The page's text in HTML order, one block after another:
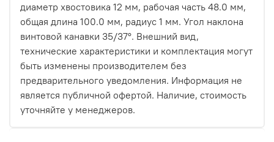
диаметр хвостовика 12 мм, рабочая часть 48.0 мм,
общая длина 100.0 мм, радиус 1 мм. Угол наклона
винтовой канавки 35/37°. Внешний вид,
технические характеристики и комплектация могут
быть изменены производителем без
предварительного уведомления. Информация не
является публичной офертой. Наличие, стоимость
уточняйте у менеджеров.